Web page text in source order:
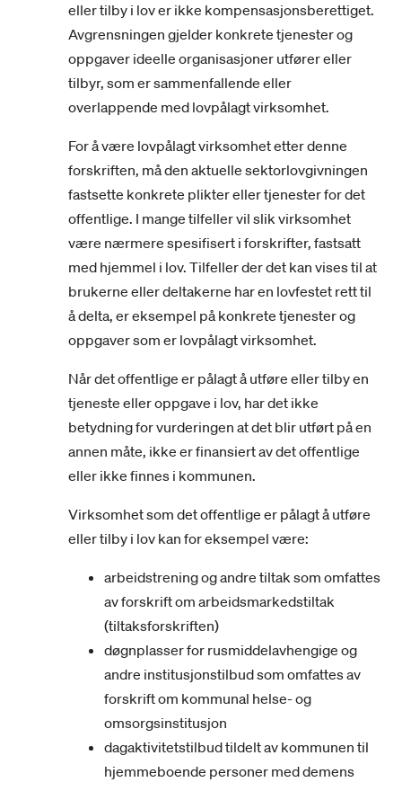
eller tilby i lov er ikke kompensasjonsberettiget.
Avgrensningen gjelder konkrete tjenester og
oppgaver ideelle organisasjoner utfører eller
tilbyr, som er sammenfallende eller
overlappende med lovpålagt virksomhet.
For å være lovpålagt virksomhet etter denne
forskriften, må den aktuelle sektorlovgivningen
fastsette konkrete plikter eller tjenester for det
offentlige. I mange tilfeller vil slik virksomhet
være nærmere spesifisert i forskrifter, fastsatt
med hjemmel i lov. Tilfeller der det kan vises til at
brukerne eller deltakerne har en lovfestet rett til
å delta, er eksempel på konkrete tjenester og
oppgaver som er lovpålagt virksomhet.
Når det offentlige er pålagt å utføre eller tilby en
tjeneste eller oppgave i lov, har det ikke
betydning for vurderingen at det blir utført på en
annen måte, ikke er finansiert av det offentlige
eller ikke finnes i kommunen.
Virksomhet som det offentlige er pålagt å utføre
eller tilby i lov kan for eksempel være:
arbeidstrening og andre tiltak som omfattes
av forskrift om arbeidsmarkedstiltak
(tiltaksforskriften)
døgnplasser for rusmiddelavhengige og
andre institusjonstilbud som omfattes av
forskrift om kommunal helse- og
omsorgsinstitusjon
dagaktivitetstilbud tildelt av kommunen til
hjemmeboende personer med demens